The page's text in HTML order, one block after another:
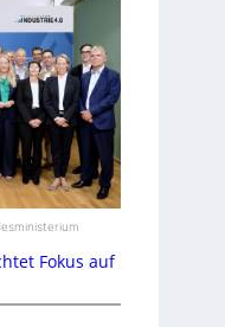
Fokus auf